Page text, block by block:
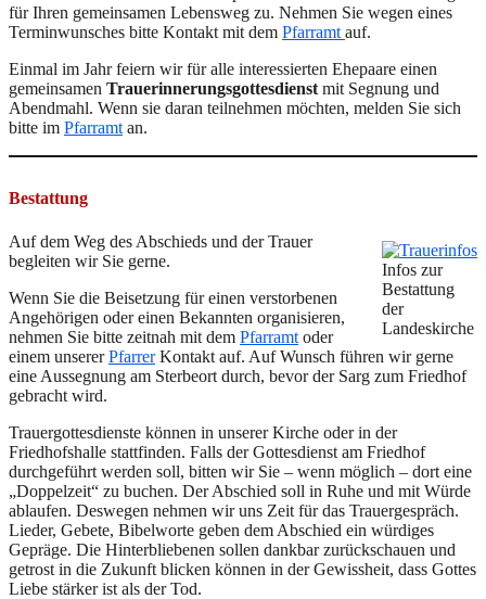
für Ihren gemeinsamen Lebensweg zu. Nehmen Sie wegen eines
Terminwunsches bitte Kontakt mit dem Pfarramt auf.
Einmal im Jahr feiern wir für alle interessierten Ehepaare einen
gemeinsamen Trauerinnerungsgottesdienst mit Segnung und
Abendmahl. Wenn sie daran teilnehmen möchten, melden Sie sich
bitte im Pfarramt an.
Bestattung
Infos zur
Bestattung
der
Landeskirche
Auf dem Weg des Abschieds und der Trauer
begleiten wir Sie gerne.
Wenn Sie die Beisetzung für einen verstorbenen
Angehörigen oder einen Bekannten organisieren,
nehmen Sie bitte zeitnah mit dem Pfarramt oder
einem unsererPfarrerKontakt auf. Auf Wunsch führen wir gerne
eine Aussegnung am Sterbeort durch, bevor der Sarg zum Friedhof
gebracht wird.
Trauergottesdienste können in unserer Kirche oder in der
Friedhofshalle stattfinden. Falls der Gottesdienst am Friedhof
durchgeführt werden soll, bitten wir Sie – wenn möglich – dort eine
„Doppelzeit“ zu buchen. Der Abschied soll in Ruhe und mit Würde
ablaufen. Deswegen nehmen wir uns Zeit für das Trauergespräch.
Lieder, Gebete, Bibelworte geben dem Abschied ein würdiges
Gepräge. Die Hinterbliebenen sollen dankbar zurückschauen und
getrost in die Zukunft blicken können in der Gewissheit, dass Gottes
Liebe stärker ist als der Tod.